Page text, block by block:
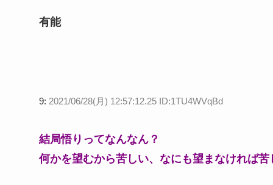
有能
9: 2021/06/28(月) 12:57:12.25 ID:1TU4WVqBd
結局悟りってなんなん？
何かを望むから苦しい、なにも望まなければ